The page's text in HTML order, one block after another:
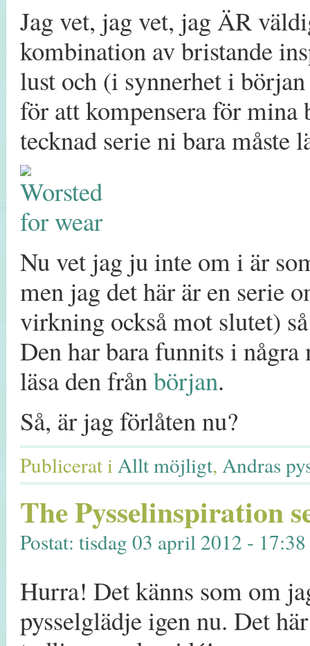
Jag vet, jag vet, jag ÄR
kombination av bristande
lust och (i synnerhet i
för att kompensera för mina
tecknad serie ni bara måste
Nu vet jag ju inte om i är
men jag det här är en serie
virkning också mot slutet)
Den har bara funnits i några
läsa den från början.
Så, är jag förlåten nu?
Publicerat i Allt möjligt, Andras
The Pysselinspiration
Postat: tisdag 03 april 2012 -
Hurra! Det känns som om
pysselglädje igen nu. Det